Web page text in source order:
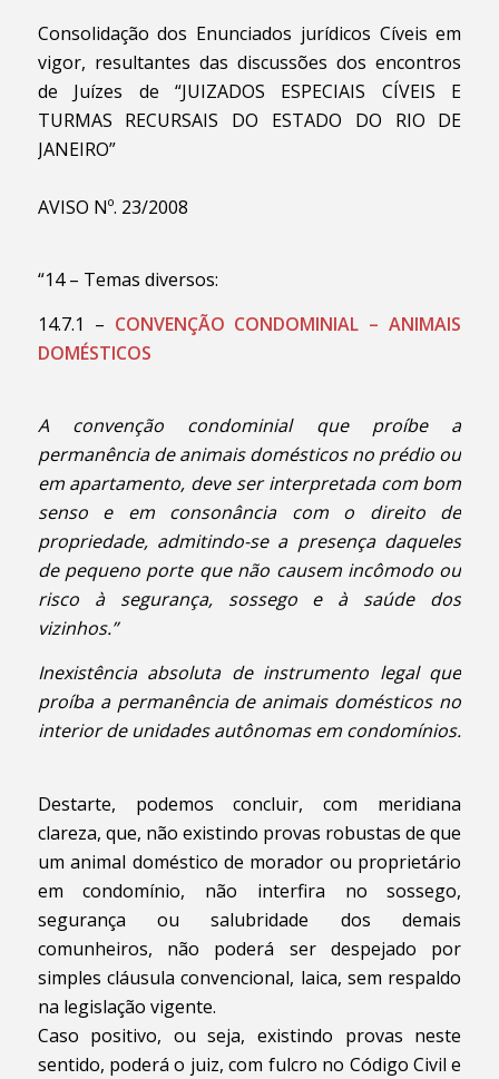
Consolidação dos Enunciados jurídicos Cíveis em
vigor, resultantes das discussões dos encontros
de Juízes de “JUIZADOS ESPECIAIS CÍVEIS E
TURMAS RECURSAIS DO ESTADO DO RIO DE
JANEIRO”
AVISO Nº. 23/2008
“14 – Temas diversos:
14.7.1 – CONVENÇÃO CONDOMINIAL – ANIMAIS
DOMÉSTICOS
A convenção condominial que proíbe a
permanência de animais domésticos no prédio ou
em apartamento, deve ser interpretada com bom
senso e em consonância com o direito de
propriedade, admitindo-se a presença daqueles
de pequeno porte que não causem incômodo ou
risco à segurança, sossego e à saúde dos
vizinhos.”
Inexistência absoluta de instrumento legal que
proíba a permanência de animais domésticos no
interior de unidades autônomas em condomínios.
Destarte, podemos concluir, com meridiana
clareza, que, não existindo provas robustas de que
um animal doméstico de morador ou proprietário
em condomínio, não interfira no sossego,
segurança ou salubridade dos demais
comunheiros, não poderá ser despejado por
simples cláusula convencional, laica, sem respaldo
na legislação vigente.
Caso positivo, ou seja, existindo provas neste
sentido, poderá o juiz, com fulcro no Código Civil e